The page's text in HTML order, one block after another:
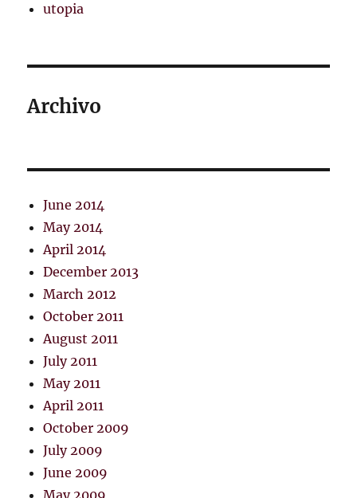
utopia
Archivo
June 2014
May 2014
April 2014
December 2013
March 2012
October 2011
August 2011
July 2011
May 2011
April 2011
October 2009
July 2009
June 2009